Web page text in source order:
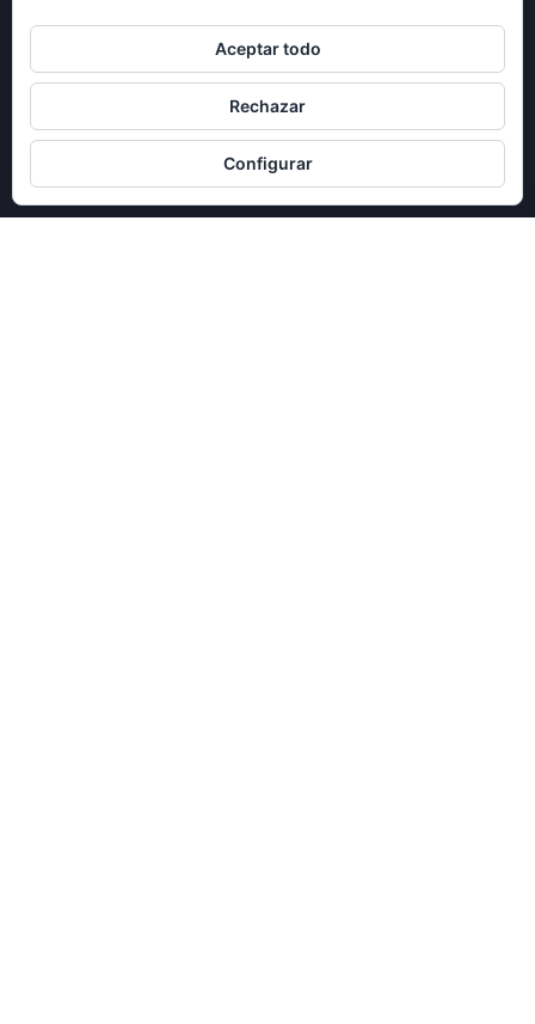
Gwen Perry en directo Sala Music Art Barcelona
GWEN PERRY & MICHELE FABER EN DIRECTO EN LA
SALA MUSIC ART
15 noviembre, 2018
Aceptar todo
Rechazar
Configurar